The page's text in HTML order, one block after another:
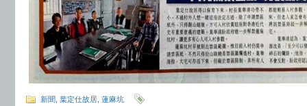
新聞 葉定仕故居 蓮麻坑